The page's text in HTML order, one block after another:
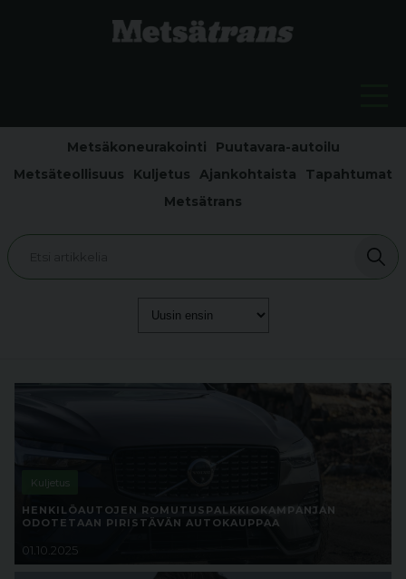
Metsäkoneurakointi
Puutavara-autoilu
Metsäteollisuus
Kuljetus Ajankohtaista
Tapahtumat
Metsätrans
Kuljetus
HENKILÖAUTOJEN ROMUTUSPALKKIOKAMPANJAN
ODOTETAAN PIRISTÄVÄN AUTOKAUPPAA
01.10.2025